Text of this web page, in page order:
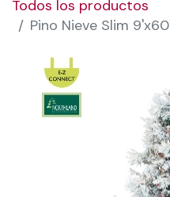
Todos los productos
Pino Nieve Slim